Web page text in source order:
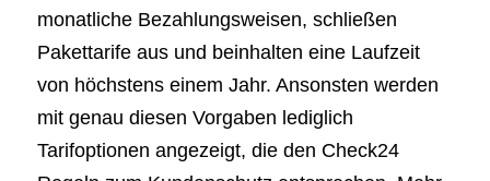
monatliche Bezahlungsweisen, schließen
Pakettarife aus und beinhalten eine Laufzeit
von höchstens einem Jahr. Ansonsten werden
mit genau diesen Vorgaben lediglich
Tarifoptionen angezeigt, die den Check24